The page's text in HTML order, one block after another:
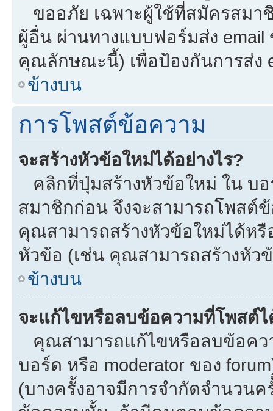
ขออภัย เฉพาะผู้ใช้ที่สมัครสมา
ผู้อื่น ผ่านทางแบบฟอร์มส่ง
คุณลักษณะนี้) เพื่อป้องกันการส่ง
ข้างบน
การโพสต์ข้อความ
จะสร้างหัวข้อใหม่ได้อย่างไร?
คลิกที่ปุ่มสร้างหัวข้อใหม่ ใน บ
สมาชิกก่อน จึงจะสามารถโพสต์
คุณสามารถสร้างหัวข้อใหม่ได้ห
หัวข้อ (เช่น คุณสามารถสร้างหั
ข้างบน
จะแก้ไขหรือลบข้อความที่โพสต์ไ
คุณสามารถแก้ไขหรือลบข้อคว
บอร์ด หรือ moderator ของ
(บางครั้งอาจมีการจำกัดจำนวน